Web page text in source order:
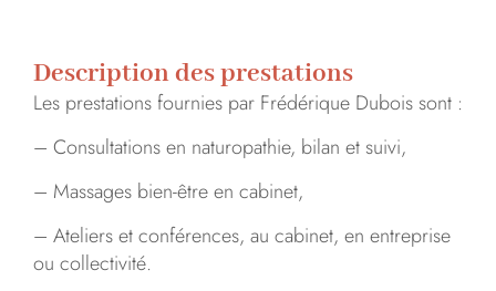
Description des prestations
Les prestations fournies par Frédérique Dubois sont :
– Consultations en naturopathie, bilan et suivi,
– Massages bien-être en cabinet,
– Ateliers et conférences, au cabinet, en entreprise
ou collectivité.